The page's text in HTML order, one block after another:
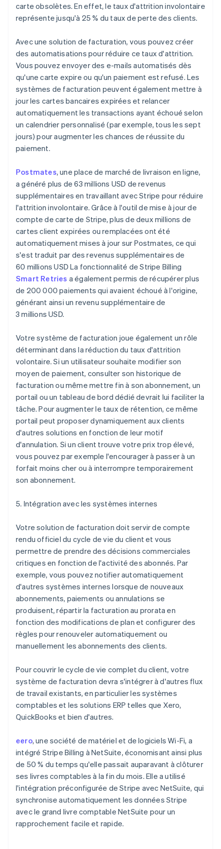
carte obsolètes. En effet, le taux d'attrition involontaire
représente jusqu'à 25 % du taux de perte des clients.
Avec une solution de facturation, vous pouvez créer
des automatisations pour réduire ce taux d'attrition.
Vous pouvez envoyer des e-mails automatisés dès
qu'une carte expire ou qu'un paiement est refusé. Les
systèmes de facturation peuvent également mettre à
jour les cartes bancaires expirées et relancer
automatiquement les transactions ayant échoué selon
un calendrier personnalisé (par exemple, tous les sept
jours) pour augmenter les chances de réussite du
paiement.
Postmates, une place de marché de livraison en ligne,
a généré plus de 63 millions USD de revenus
supplémentaires en travaillant avec Stripe pour réduire
l'attrition involontaire. Grâce à l'outil de mise à jour de
compte de carte de Stripe, plus de deux millions de
cartes client expirées ou remplacées ont été
automatiquement mises à jour sur Postmates, ce qui
s'est traduit par des revenus supplémentaires de
60 millions USD La fonctionnalité de Stripe Billing
Smart Retries a également permis de récupérer plus
de 200 000 paiements qui avaient échoué à l'origine,
générant ainsi un revenu supplémentaire de
3 millions USD.
Votre système de facturation joue également un rôle
déterminant dans la réduction du taux d'attrition
volontaire. Si un utilisateur souhaite modifier son
moyen de paiement, consulter son historique de
facturation ou même mettre fin à son abonnement, un
portail ou un tableau de bord dédié devrait lui faciliter la
tâche. Pour augmenter le taux de rétention, ce même
portail peut proposer dynamiquement aux clients
d'autres solutions en fonction de leur motif
d'annulation. Si un client trouve votre prix trop élevé,
vous pouvez par exemple l'encourager à passer à un
forfait moins cher ou à interrompre temporairement
son abonnement.
5. Intégration avec les systèmes internes
Votre solution de facturation doit servir de compte
rendu officiel du cycle de vie du client et vous
permettre de prendre des décisions commerciales
critiques en fonction de l'activité des abonnés. Par
exemple, vous pouvez notifier automatiquement
d'autres systèmes internes lorsque de nouveaux
abonnements, paiements ou annulations se
produisent, répartir la facturation au prorata en
fonction des modifications de plan et configurer des
règles pour renouveler automatiquement ou
manuellement les abonnements des clients.
Pour couvrir le cycle de vie complet du client, votre
système de facturation devra s'intégrer à d'autres flux
de travail existants, en particulier les systèmes
comptables et les solutions ERP telles que Xero,
QuickBooks et bien d'autres.
eero, une société de matériel et de logiciels Wi-Fi, a
intégré Stripe Billing à NetSuite, économisant ainsi plus
de 50 % du temps qu'elle passait auparavant à clôturer
ses livres comptables à la fin du mois. Elle a utilisé
l'intégration préconfigurée de Stripe avec NetSuite, qui
synchronise automatiquement les données Stripe
avec le grand livre comptable NetSuite pour un
rapprochement facile et rapide.